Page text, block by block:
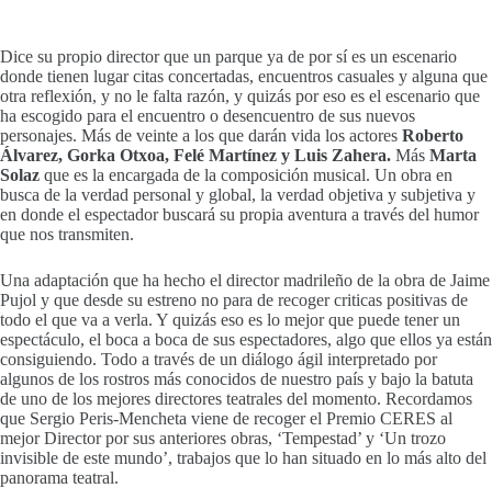
Dice su propio director que un parque ya de por sí es un escenario
donde tienen lugar citas concertadas, encuentros casuales y alguna que
otra reflexión, y no le falta razón, y quizás por eso es el escenario que
ha escogido para el encuentro o desencuentro de sus nuevos
personajes. Más de veinte a los que darán vida los actores Roberto
Álvarez, Gorka Otxoa, Felé Martínez y Luis Zahera. Más Marta
Solaz que es la encargada de la composición musical. Un obra en
busca de la verdad personal y global, la verdad objetiva y subjetiva y
en donde el espectador buscará su propia aventura a través del humor
que nos transmiten.
Una adaptación que ha hecho el director madrileño de la obra de Jaime
Pujol y que desde su estreno no para de recoger criticas positivas de
todo el que va a verla. Y quizás eso es lo mejor que puede tener un
espectáculo, el boca a boca de sus espectadores, algo que ellos ya están
consiguiendo. Todo a través de un diálogo ágil interpretado por
algunos de los rostros más conocidos de nuestro país y bajo la batuta
de uno de los mejores directores teatrales del momento. Recordamos
que Sergio Peris-Mencheta viene de recoger el Premio CERES al
mejor Director por sus anteriores obras, ‘Tempestad’ y ‘Un trozo
invisible de este mundo’, trabajos que lo han situado en lo más alto del
panorama teatral.